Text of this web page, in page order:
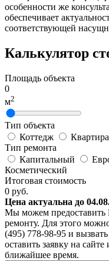
особенности же
обеспечивает
соответствующей
Калькулятор
Площадь объекта
0
м2
Тип объекта
Коттедж
Квартира
Тип ремонта
Капитальный
Косметический
Итоговая стоимость
0 руб.
Цена актуальна до
Мы можем
ремонту. Для этого
(495) 778-98-95 и
оставить заявку на
ближайшее время.